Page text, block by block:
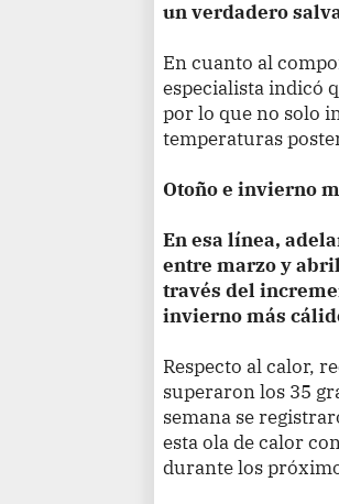
un verdadero
En cuanto al
especialista indicó
por lo que no solo
temperaturas
Otoño e invierno
En esa línea,
entre marzo y
través del
invierno más
Respecto al calor,
superaron los 35
semana se
esta ola de calor
durante los